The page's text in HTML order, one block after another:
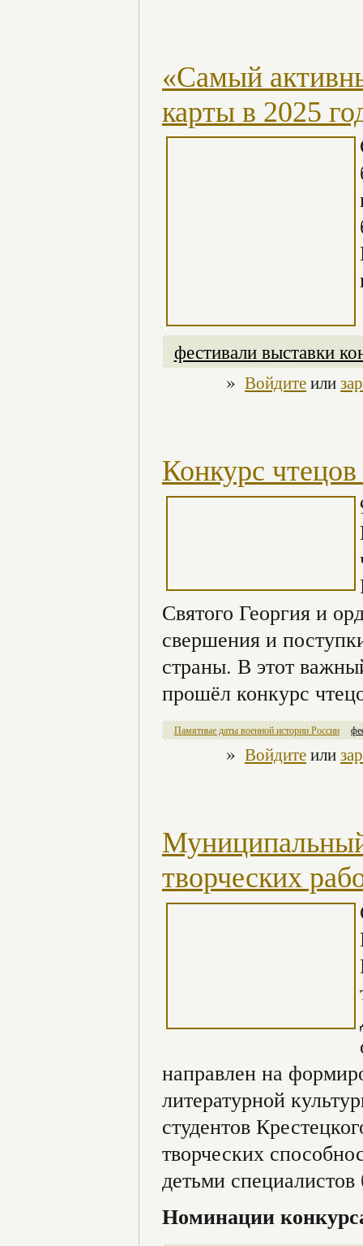
«Самый
карты в 2025
фестивали выставки
» Войдитеили
Конкурс
Святого Георгия и
свершения и
страны. В этот
прошёл конкурс
Памятные даты военной истории России
» Войдитеили
творческих
направлен на
литературной
студентов
творческих
детьми
Номинации